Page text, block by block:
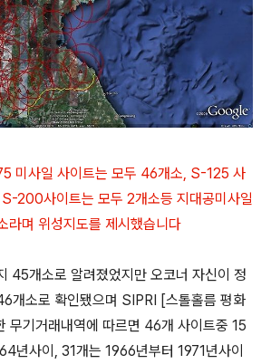
미사일 사이트는 모두 46개소, S-125 사
200사이트는 모두 2개소등 지대공미사일
라며 위성지도를 제시했습니다
45개소로 알려졌었지만 오코너 자신이 정
개소로 확인됐으며 SIPRI [스톨홀름 평화
무기거래내역에 따르면 46개 사이트중 15
년사이, 31개는 1966년부터 1971년사이